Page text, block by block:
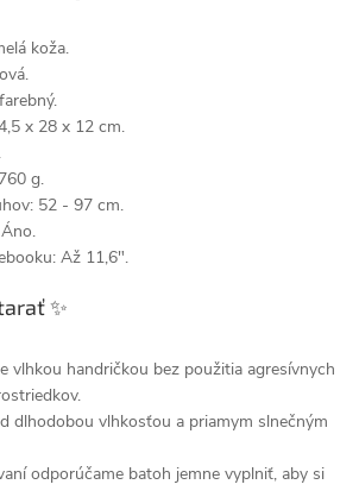
koža.
x 28 x 12 cm.
g.
52 - 97 cm.
Až 11,6".
✨
vlhkou handričkou bez použitia agresívnych
dlhodobou vlhkosťou a priamym slnečným
odporúčame batoh jemne vyplniť, aby si